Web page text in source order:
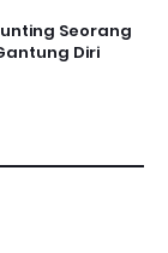
Seorang
Diri